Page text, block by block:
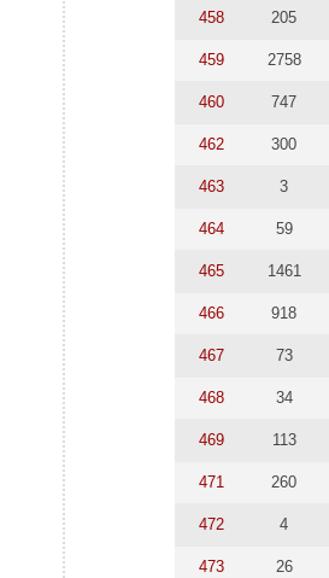
458 205
459 2758
460 747
462 300
463 3
464 59
465 1461
466 918
467 73
468 34
469 113
471 260
472 4
473 26